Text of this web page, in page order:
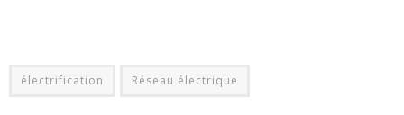
électrification Réseau électrique